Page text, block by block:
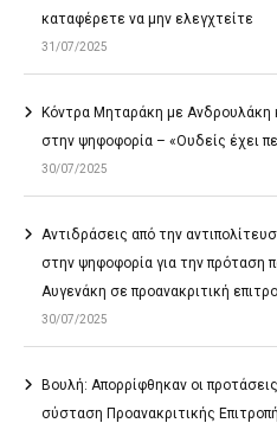
καταφέρετε να μην ελεγχτείτε
31/07/2025
Κόντρα Μηταράκη με Ανδρουλάκη
στην ψηφοφορία – «Ουδείς έχει
30/07/2025
Αντιδράσεις από την
στην ψηφοφορία για την πρόταση
Αυγενάκη σε προανακριτική
30/07/2025
Βουλή: Απορρίφθηκαν οι
σύσταση Προανακριτικής